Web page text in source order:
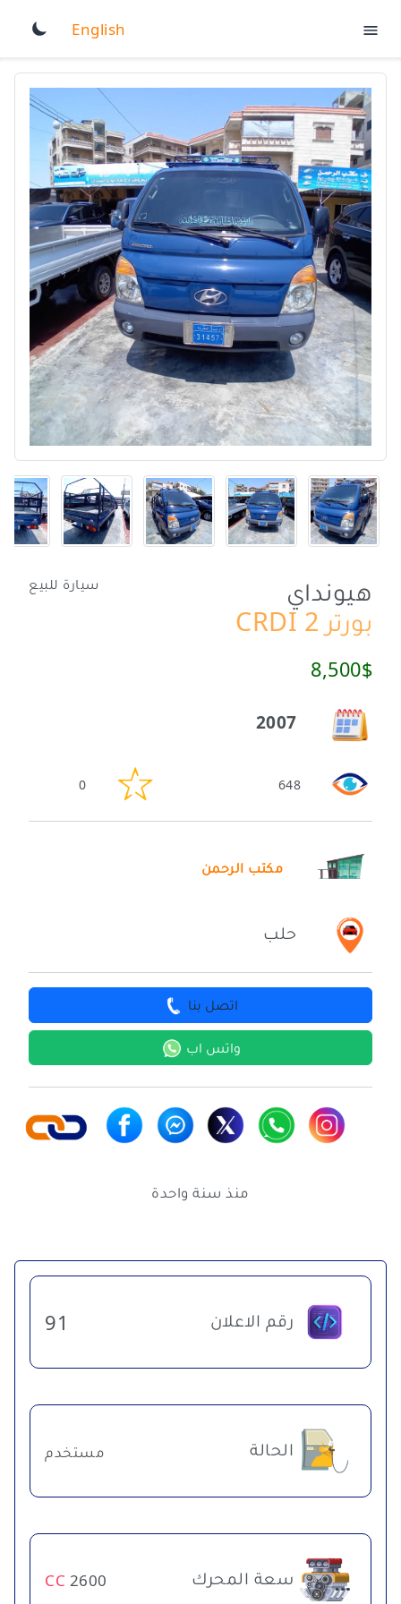
English
هيونداي سيارة للبيع
بورتر 2 CRDI
8,500$
2007
648
0
مكتب الرحمن
حلب
اتصل بنا
واتس اب
منذ سنة واحدة
رقم الاعلان 91
الحالة مستخدم
سعة المحرك 2600
CC